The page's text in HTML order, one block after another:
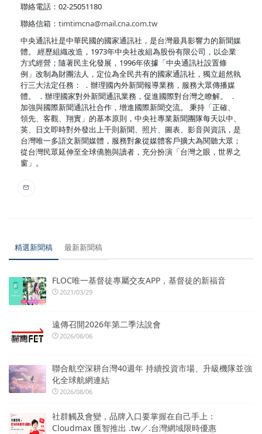
聯絡電話：02-25051180
聯絡信箱： timtimcna@mail.cna.com.tw
中央通訊社是中華民國的國家通訊社，是台灣最具影響力的新聞媒
體。 經歷組織改造，1973年中央社改組為股份有限公司，以企業
方式經營；隨著民主化發展，1996年依據「中央通訊社設置條
例」改制為財團法人，定位為全民共有的國家通訊社，獨立超然執
行三大法定任務： ．辦理國內外新聞報導業務，服務大眾傳播媒
體。 ．辦理國家對外新聞通訊業務，促進國際對台灣之瞭解。 ．
加強與國際新聞通訊社合作，增進國際新聞交流。 秉持「正確、
領先、客觀、翔實」的基本原則，中央社專業新聞團隊每天以中、
英、日文即時對外發出上千則新聞、照片、圖表、影音與資訊，是
台灣唯一多語文新聞媒體，服務對象從媒體客戶擴大為閱聽大眾；
從台灣民眾延伸至全球僑胞與讀者，充分扮演「台灣之眼，世界之
窗」。
精選新聞稿 最新新聞稿
FLOC唯一基督徒專屬交友APP，基督徒的新福音
2021/03/29
遠傳召開2026年第二季法說會
2026/08/06
聯合航空深耕台灣40週年 持續投資市場、升級機隊並強
化全球航網連結
2026/08/06
社群觸及會變，品牌入口要掌握在自己手上：
Cloudmax 匯智推出 .tw／.台灣網域限時優惠